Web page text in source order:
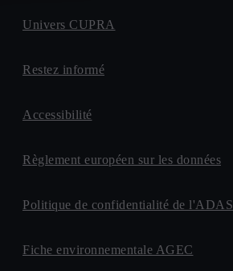
Univers CUPRA
Restez informé
Accessibilité
Règlement européen sur les données
Politique de confidentialité de l'ADAS
Fiche environnementale AGEC